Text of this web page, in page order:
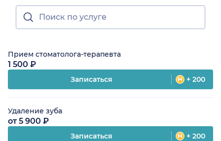
Прием стоматолога-терапевта
1 500 ₽
Записаться + 200
Удаление зуба
от 5 900 ₽
Записаться + 200